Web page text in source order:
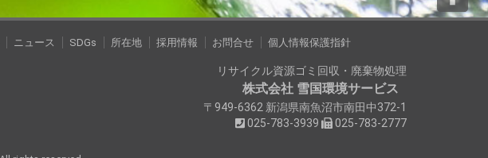
ニュース SDGs 所在地 採用情報 お問合せ 個人情報保護指針
リサイクル資源ゴミ回収・廃棄物処理
株式会社 雪国環境サービス
〒949-6362 新潟県南魚沼市南田中372-1
025-783-3939
025-783-2777